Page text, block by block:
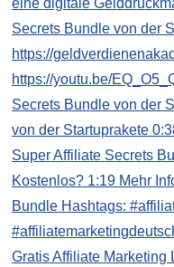
Gratis Affiliate